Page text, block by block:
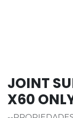
JOINT
X60